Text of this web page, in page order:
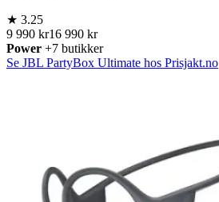
★ 3.25
9 990 kr16 990 kr
Power +7 butikker
Se JBL PartyBox Ultimate hos Prisjakt.no